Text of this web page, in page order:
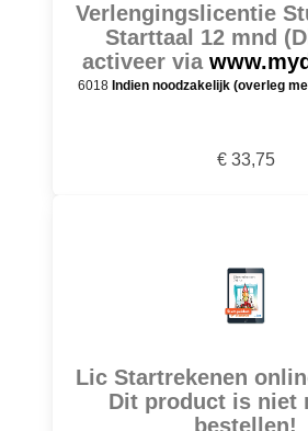
Verlengingslicentie
Starttaal 12 mnd
activeer via
6018 Indien noodzakelijk (overleg
€ 33,75
Lic Startrekenen
Dit product is niet
bestellen!